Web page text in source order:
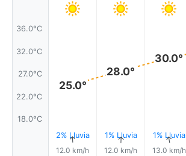
36.0°C
32.0°C
27.0°C
22.0°C
18.0°C
25.0°
2% Lluvia
↑
12.0 km/h
28.0°
1% Lluvia
↑
12.0 km/h
30.0°
1% Lluvia
↑
13.0 km/h